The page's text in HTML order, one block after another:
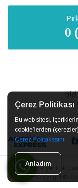
Çerez Politikası
Bu web sitesi,
cookie’lerden
Çerez Politakasını
Anladım
0
Bizi